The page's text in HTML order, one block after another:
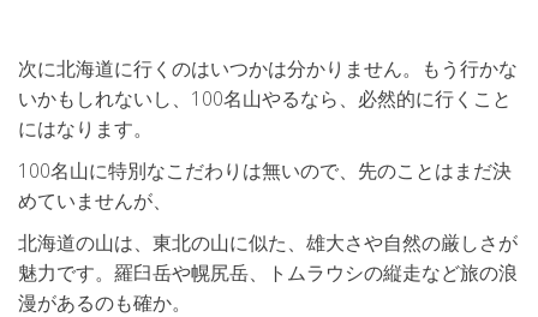
次に北海道に行くのはいつかは分かりません。もう行かな
いかもしれないし、100名山やるなら、必然的に行くこと
にはなります。
100名山に特別なこだわりは無いので、先のことはまだ決
めていませんが、
北海道の山は、東北の山に似た、雄大さや自然の厳しさが
魅力です。羅臼岳や幌尻岳、トムラウシの縦走など旅の浪
漫があるのも確か。